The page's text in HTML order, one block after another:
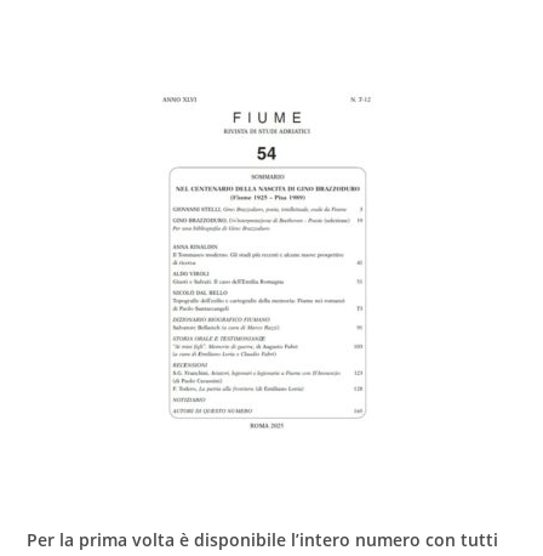
Per la prima volta è disponibile l’intero numero con tutti